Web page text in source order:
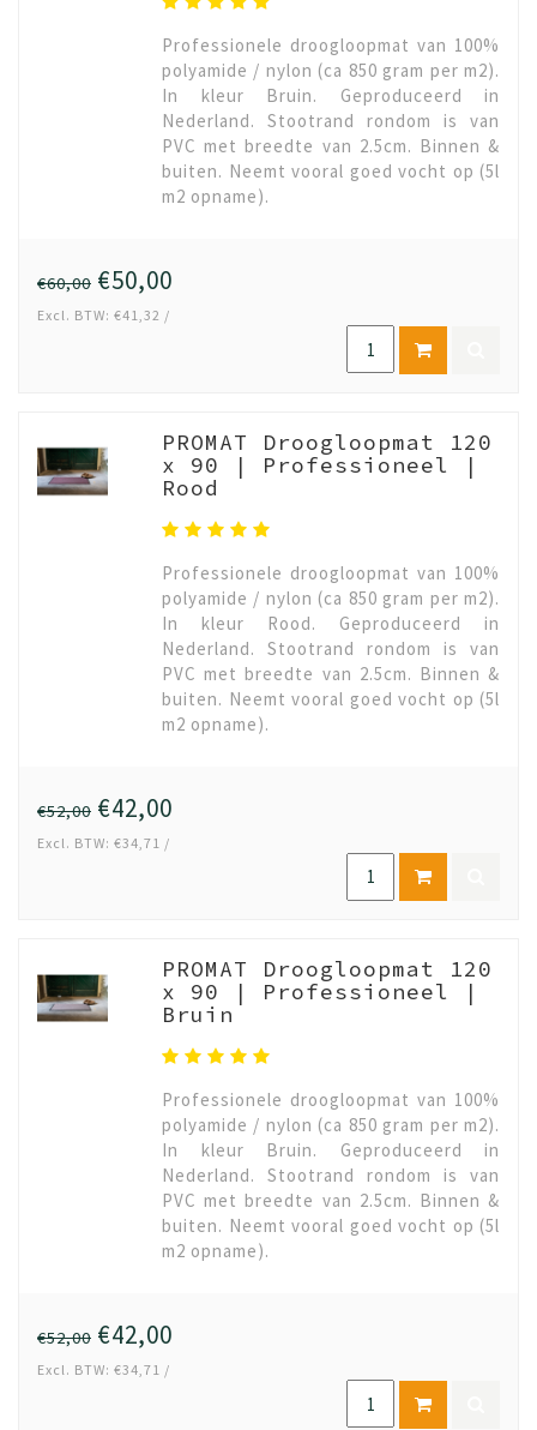
Professionele droogloopmat van 100%
polyamide / nylon (ca 850 gram per m2).
In kleur Bruin. Geproduceerd in
Nederland. Stootrand rondom is van
PVC met breedte van 2.5cm. Binnen &
buiten. Neemt vooral goed vocht op (5l
m2 opname).
€60,00 €50,00
Excl. BTW: €41,32 /
PROMAT Droogloopmat 120
x 90 | Professioneel |
Rood
Professionele droogloopmat van 100%
polyamide / nylon (ca 850 gram per m2).
In kleur Rood. Geproduceerd in
Nederland. Stootrand rondom is van
PVC met breedte van 2.5cm. Binnen &
buiten. Neemt vooral goed vocht op (5l
m2 opname).
€52,00 €42,00
Excl. BTW: €34,71 /
PROMAT Droogloopmat 120
x 90 | Professioneel |
Bruin
Professionele droogloopmat van 100%
polyamide / nylon (ca 850 gram per m2).
In kleur Bruin. Geproduceerd in
Nederland. Stootrand rondom is van
PVC met breedte van 2.5cm. Binnen &
buiten. Neemt vooral goed vocht op (5l
m2 opname).
€52,00 €42,00
Excl. BTW: €34,71 /